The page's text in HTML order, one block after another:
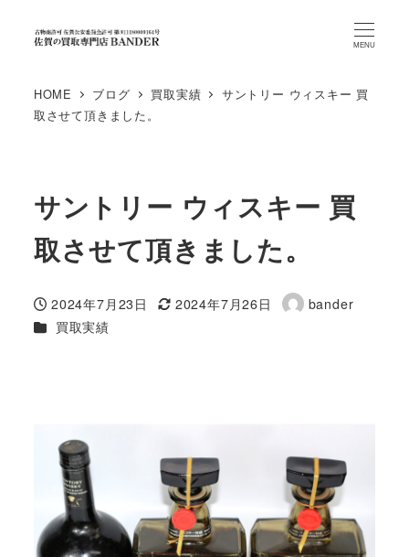
MENU
HOME ブログ 買取実績
サントリー ウィスキー 買
取させて頂きました。
サントリー ウィスキー 買
取させて頂きました。
投稿日
2024年7月23日
更新日
2024年7月26日
著
bander
カテゴリー
買取実績